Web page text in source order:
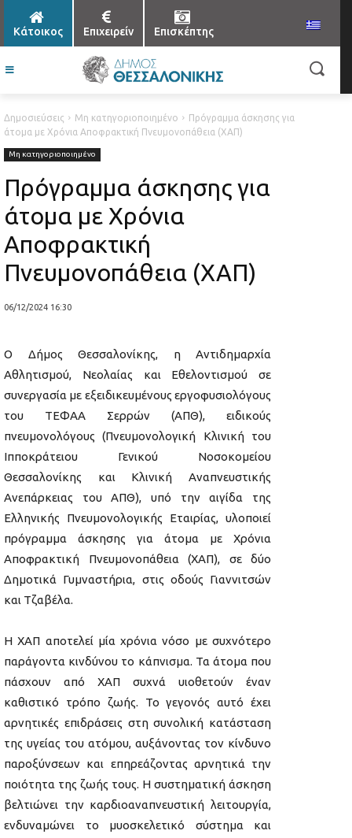
Κάτοικος Επιχειρείν Επισκέπτης
Δημοσιεύσεις Μη κατηγοριοποιημένο
Πρόγραμμα άσκησης για
άτομα με Χρόνια Αποφρακτική Πνευμονοπάθεια (ΧΑΠ)
Μη κατηγοριοποιημένο
Πρόγραμμα άσκησης για
άτομα με Χρόνια
Αποφρακτική
Πνευμονοπάθεια (ΧΑΠ)
06/12/2024 16:30
Ο Δήμος Θεσσαλονίκης, η Αντιδημαρχία
Αθλητισμού, Νεολαίας και Εθελοντισμού σε
συνεργασία με εξειδικευμένους εργοφυσιολόγους
του ΤΕΦΑΑ Σερρών (ΑΠΘ), ειδικούς
πνευμονολόγους (Πνευμονολογική Κλινική του
Ιπποκράτειου Γενικού Νοσοκομείου
Θεσσαλονίκης και Κλινική Αναπνευστικής
Ανεπάρκειας του ΑΠΘ), υπό την αιγίδα της
Ελληνικής Πνευμονολογικής Εταιρίας, υλοποιεί
πρόγραμμα άσκησης για άτομα με Χρόνια
Αποφρακτική Πνευμονοπάθεια (ΧΑΠ), σε δύο
Δημοτικά Γυμναστήρια, στις οδούς Γιαννιτσών
και Τζαβέλα.
Η ΧΑΠ αποτελεί μία χρόνια νόσο με συχνότερο
παράγοντα κινδύνου το κάπνισμα. Τα άτομα που
πάσχουν από ΧΑΠ συχνά υιοθετούν έναν
καθιστικό τρόπο ζωής. Το γεγονός αυτό έχει
αρνητικές επιδράσεις στη συνολική κατάσταση
της υγείας του ατόμου, αυξάνοντας τον κίνδυνο
παροξύνσεων και επηρεάζοντας αρνητικά την
ποιότητα της ζωής τους. Η συστηματική άσκηση
βελτιώνει την καρδιοαναπνευστική λειτουργία,
ενδυναμώνει το μυοσκελετικό σύστημα και